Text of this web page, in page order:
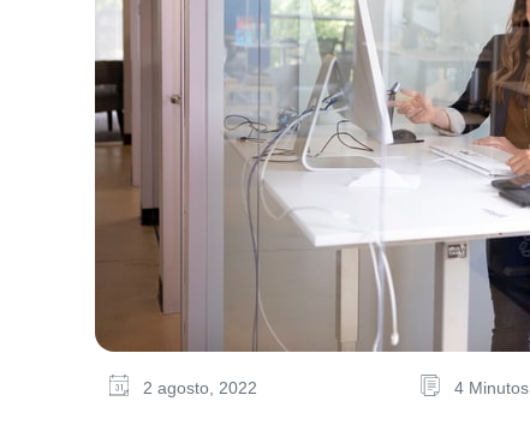
2 agosto, 2022 4 Minutos